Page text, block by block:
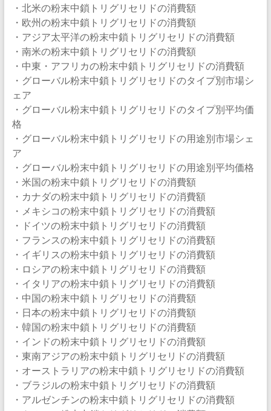
・北米の粉末中鎖トリグリセリドの消費額
・欧州の粉末中鎖トリグリセリドの消費額
・アジア太平洋の粉末中鎖トリグリセリドの消費額
・南米の粉末中鎖トリグリセリドの消費額
・中東・アフリカの粉末中鎖トリグリセリドの消費額
・グローバル粉末中鎖トリグリセリドのタイプ別市場シ
ェア
・グローバル粉末中鎖トリグリセリドのタイプ別平均価
格
・グローバル粉末中鎖トリグリセリドの用途別市場シェ
ア
・グローバル粉末中鎖トリグリセリドの用途別平均価格
・米国の粉末中鎖トリグリセリドの消費額
・カナダの粉末中鎖トリグリセリドの消費額
・メキシコの粉末中鎖トリグリセリドの消費額
・ドイツの粉末中鎖トリグリセリドの消費額
・フランスの粉末中鎖トリグリセリドの消費額
・イギリスの粉末中鎖トリグリセリドの消費額
・ロシアの粉末中鎖トリグリセリドの消費額
・イタリアの粉末中鎖トリグリセリドの消費額
・中国の粉末中鎖トリグリセリドの消費額
・日本の粉末中鎖トリグリセリドの消費額
・韓国の粉末中鎖トリグリセリドの消費額
・インドの粉末中鎖トリグリセリドの消費額
・東南アジアの粉末中鎖トリグリセリドの消費額
・オーストラリアの粉末中鎖トリグリセリドの消費額
・ブラジルの粉末中鎖トリグリセリドの消費額
・アルゼンチンの粉末中鎖トリグリセリドの消費額